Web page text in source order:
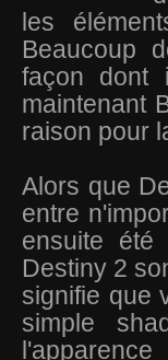
les
Beaucoup
façon dont
maintenant
raison pour
Alors que
entre
ensuite
Destiny 2
signifie que
simple